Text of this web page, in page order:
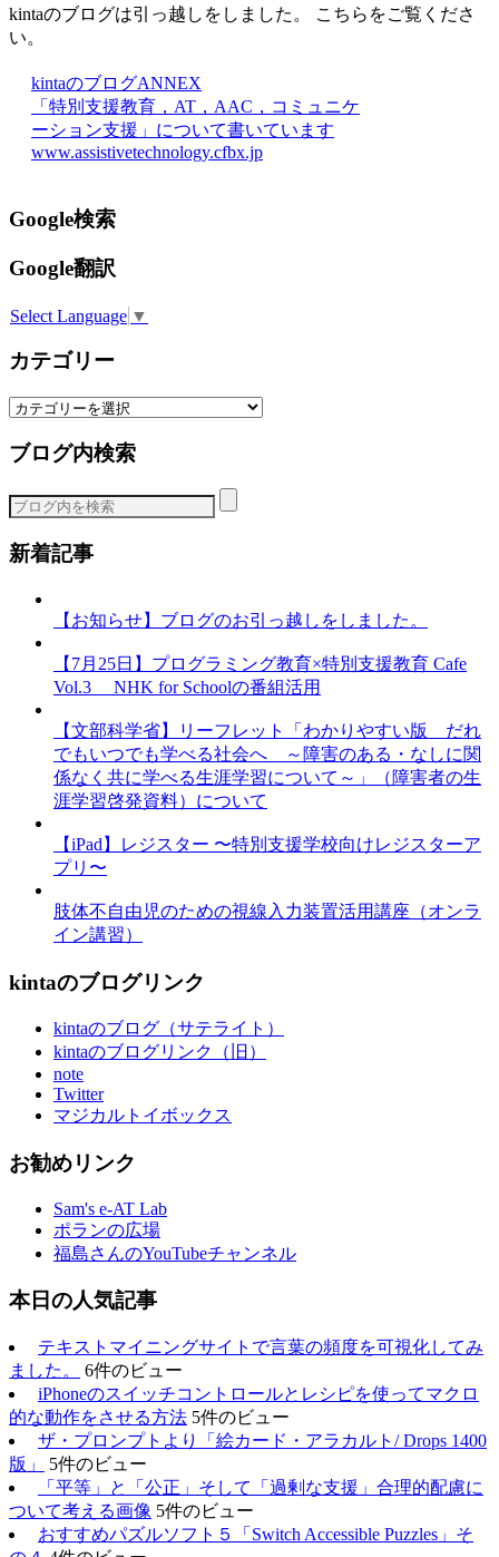
kintaのブログは引っ越しをしました。 こちらをご覧くださ
い。
kintaのブログANNEX
「特別支援教育，AT，AAC，コミュニケ
ーション支援」について書いています
www.assistivetechnology.cfbx.jp
Google検索
Google翻訳
Select Language ▼
カテゴリー
カ
ゴ
ー
ブログ内検索
新着記事
【お知らせ】ブログのお引っ越しをしました。
【7月25日】プログラミング教育×特別支援教育 Cafe
Vol.3 NHK for Schoolの番組活用
【文部科学省】リーフレット「わかりやすい版 だれ
でもいつでも学べる社会へ ～障害のある・なしに関
係なく共に学べる生涯学習について～」（障害者の生
涯学習啓発資料）について
【iPad】レジスター 〜特別支援学校向けレジスターア
プリ〜
肢体不自由児のための視線入力装置活用講座（オンラ
イン講習）
kintaのブログリンク
kintaのブログ（サテライト）
kintaのブログリンク（旧）
note
Twitter
マジカルトイボックス
お勧めリンク
Sam's e-AT Lab
ポランの広場
福島さんのYouTubeチャンネル
本日の人気記事
テキストマイニングサイトで言葉の頻度を可視化してみ
ました。
6件のビュー
iPhoneのスイッチコントロールとレシピを使ってマクロ
的な動作をさせる方法 5件のビュー
ザ・プロンプトより「絵カード・アラカルト/ Drops 1400
版」
5件のビュー
「平等」と「公正」そして「過剰な支援」合理的配慮に
ついて考える画像 5件のビュー
おすすめパズルソフト５「Switch Accessible Puzzles」そ